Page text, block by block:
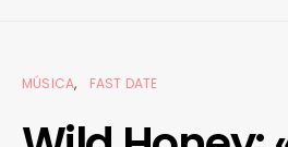
MÚSICA FAST DATE